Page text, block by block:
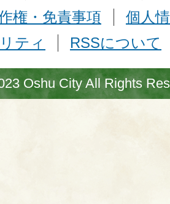
権・免責事項
個人
ティ
RSSについて
Oshu City All Rights